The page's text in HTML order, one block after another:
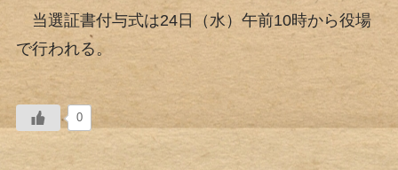
当選証書付与式は24日（水）午前10時から役場
で行われる。
0